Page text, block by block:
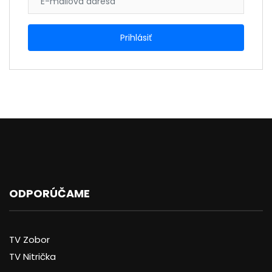
ODPORÚČAME
TV Zobor
TV Nitrička